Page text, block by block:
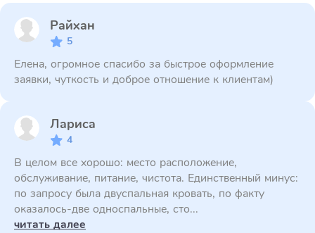
Райхан
5
Елена, огромное спасибо за быстрое оформление
заявки, чуткость и доброе отношение к клиентам)
Лариса
4
В целом все хорошо: место расположение,
обслуживание, питание, чистота. Единственный минус:
по запросу была двуспальная кровать, по факту
оказалось-две односпальные, сто...
читать далее